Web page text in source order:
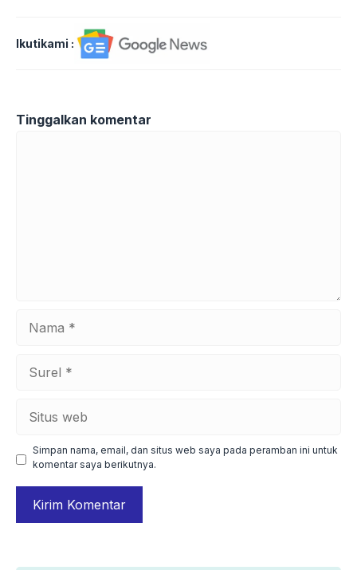
Ikutikami :
Tinggalkan komentar
web
Simpan nama, email, dan situs web saya pada peramban ini untuk
komentar saya berikutnya.